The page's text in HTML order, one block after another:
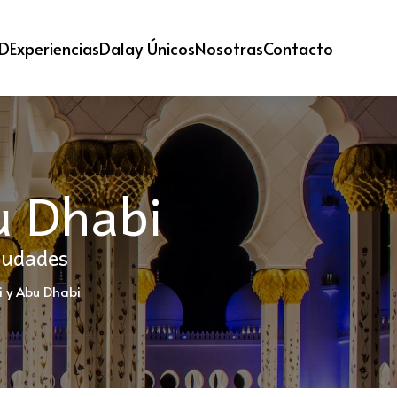
ExperienciasDalay ÚnicosNosotrasContacto
Dhabi
y Abu Dhabi